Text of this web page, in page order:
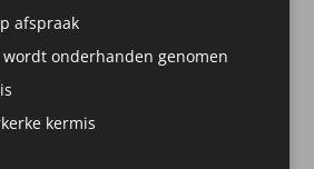
afspraak
onderhanden genomen
kermis